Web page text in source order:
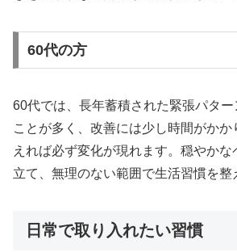
60代の方
60代では、長年蓄積された緊張パタ
ことが多く、改善には少し時間がか
えれば必ず変化が現れます。穏やか
立て、無理のない範囲で生活習慣を整
日常で取り入れたい習慣